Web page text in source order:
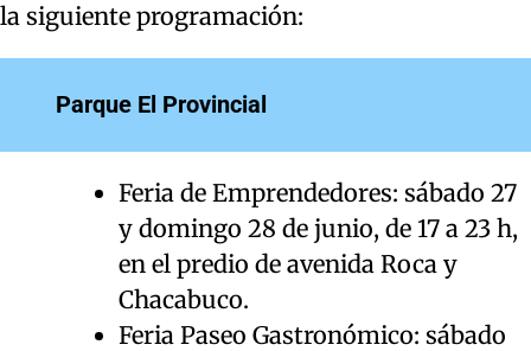
la siguiente programación:
Parque El Provincial
Feria de Emprendedores: sábado 27
y domingo 28 de junio, de 17 a 23 h,
en el predio de avenida Roca y
Chacabuco.
Feria Paseo Gastronómico: sábado